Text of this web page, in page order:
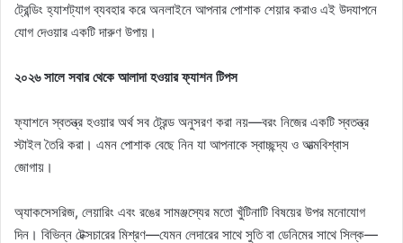
ট্রেন্ডিং হ্যাশট্যাগ ব্যবহার করে অনলাইনে আপনার পোশাক শেয়ার করাও এই উদযাপনে
যোগ দেওয়ার একটি দারুণ উপায়।
২০২৬ সালে সবার থেকে আলাদা হওয়ার ফ্যাশন টিপস
ফ্যাশনে স্বতন্ত্র হওয়ার অর্থ সব ট্রেন্ড অনুসরণ করা নয়—বরং নিজের একটি স্বতন্ত্র
স্টাইল তৈরি করা। এমন পোশাক বেছে নিন যা আপনাকে স্বাচ্ছন্দ্য ও আত্মবিশ্বাস
জোগায়।
অ্যাকসেসরিজ, লেয়ারিং এবং রঙের সামঞ্জস্যের মতো খুঁটিনাটি বিষয়ের উপর মনোযোগ
দিন। বিভিন্ন টেক্সচারের মিশ্রণ—যেমন লেদারের সাথে সুতি বা ডেনিমের সাথে সিল্ক—